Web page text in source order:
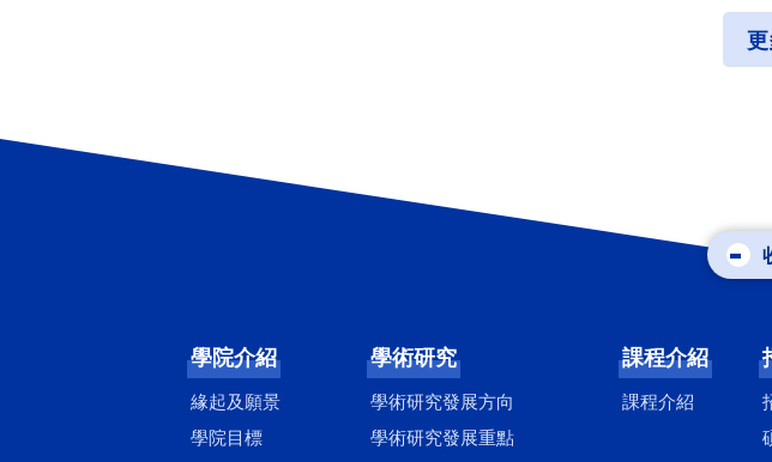
學院介紹
緣起及願景
學院目標
學術研究
學術研究發展方向
學術研究發展重點
課程介紹
課程介紹